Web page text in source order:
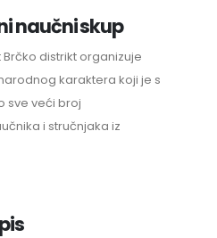
naučni skup
distrikt organizuje
karaktera koji je s
sve veći broj
i stručnjaka iz